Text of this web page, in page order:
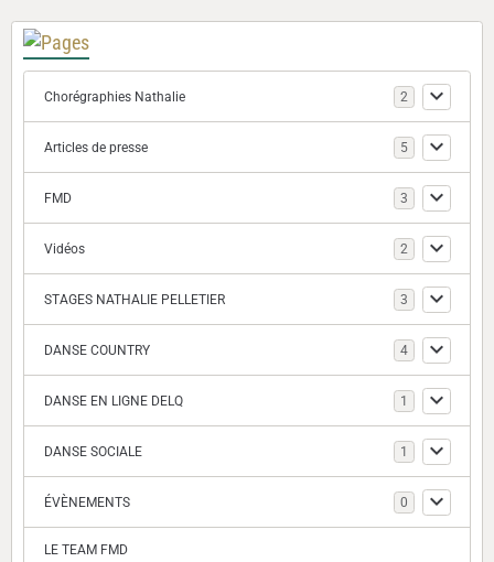
Chorégraphies Nathalie 2
Articles de presse 5
FMD 3
Vidéos 2
STAGES NATHALIE PELLETIER 3
DANSE COUNTRY 4
DANSE EN LIGNE DELQ 1
DANSE SOCIALE 1
ÉVÈNEMENTS 0
LE TEAM FMD